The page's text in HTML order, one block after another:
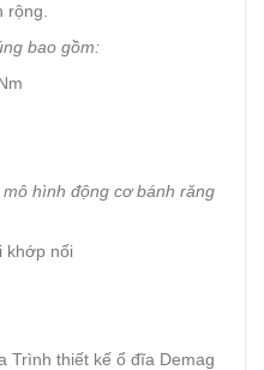
bao gồm:
hình động cơ bánh răng
khớp nối
Trình thiết kế ổ đĩa Demag